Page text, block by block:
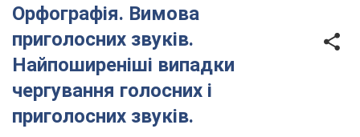
Орфографія. Вимова
приголосних звуків.
Найпоширеніші випадки
чергування голосних і
приголосних звуків.